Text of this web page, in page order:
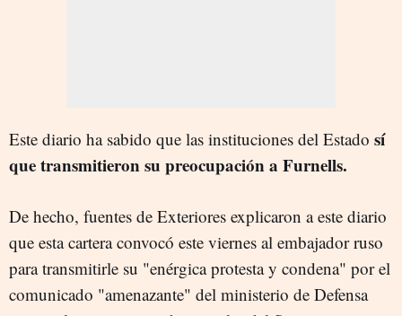
Este diario ha sabido que las instituciones del Estado sí
que transmitieron su preocupación a Furnells.
De hecho, fuentes de Exteriores explicaron a este diario
que esta cartera convocó este viernes al embajador ruso
para transmitirle su "enérgica protesta y condena" por el
comunicado "amenazante" del ministerio de Defensa